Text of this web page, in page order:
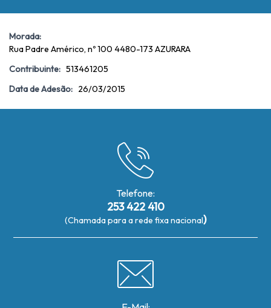
Morada:
Rua Padre Américo, nº 100 4480-173 AZURARA
Contribuinte: 513461205
Data de Adesão: 26/03/2015
Telefone:
253 422 410
(Chamada para a rede fixa nacional)